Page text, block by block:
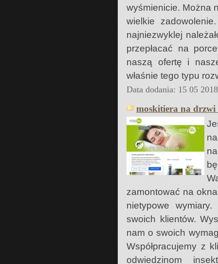
wyśmienicie. Można
wielkie
najniezwyklej
przepłacać na
naszą ofertę i
właśnie tego typu
Data dodania: 15 05
moskitiera na drzwi
zamontować na
nietypowe
swoich klientów.
nam o swoich
Współpracujemy z
odwiedzinom